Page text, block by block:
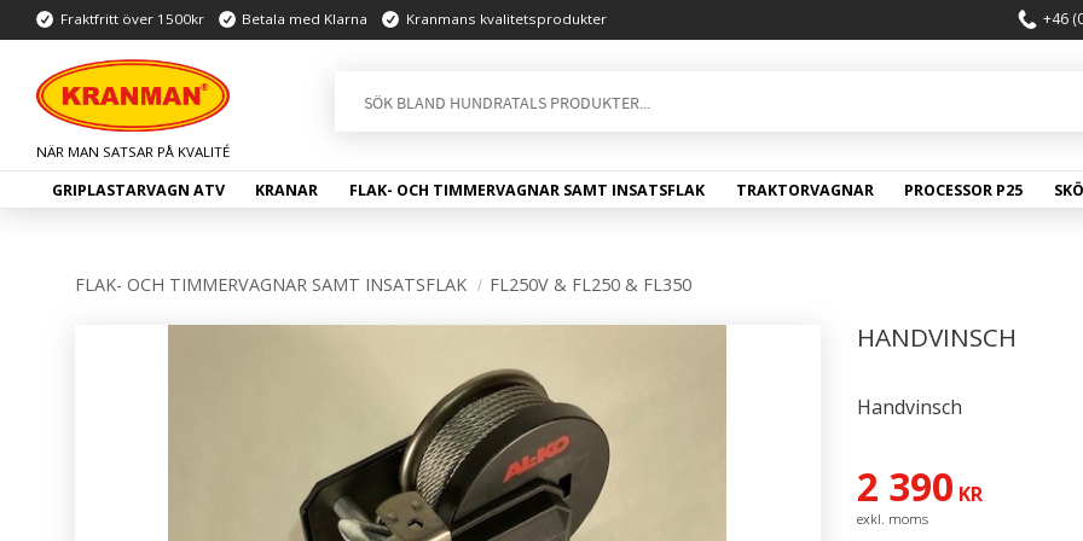
Fraktfritt över 1500kr Betala med Klarna Kranmans kvalitetsprodukter +46
GRIPLASTARVAGN ATV KRANAR FLAK- OCH TIMMERVAGNAR SAMT INSATSFLAK TRAKTORVAGNAR PROCESSOR P25
FLAK- OCH TIMMERVAGNAR SAMT INSATSFLAK FL250V & FL250 & FL350
HANDVINSCH
Handvinsch
2 390 KR